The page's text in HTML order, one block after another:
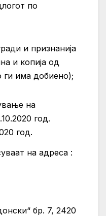
по
и признанија
и копија од
ги има добиено);
на
год.
год.
на адреса :
бр. 7, 2420